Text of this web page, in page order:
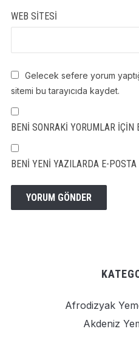
WEB SITESI
Gelecek sefere yorum
sitemi bu tarayıcıda kaydet.
BENI SONRAKI YORUMLAR IÇIN
BENI YENI YAZILARDA E-
Afrodizyak
Akdeniz